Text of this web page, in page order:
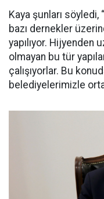
Kaya şunları
bazı dernekler
yapılıyor. Hijyenden
olmayan bu tür
çalışıyorlar. Bu
belediyelerimizle